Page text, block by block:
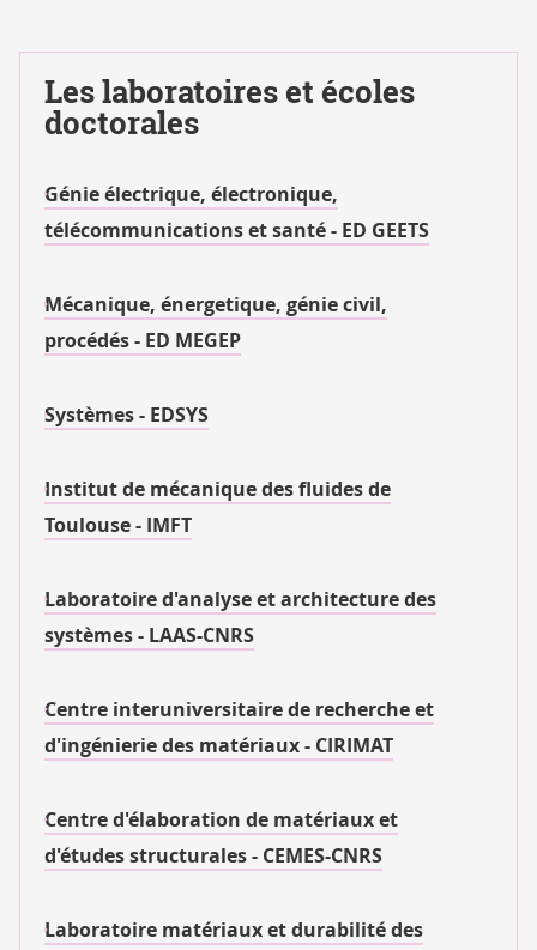
Les laboratoires et écoles
doctorales
Génie électrique, électronique,
télécommunications et santé - ED GEETS
Mécanique, énergetique, génie civil,
procédés - ED MEGEP
Systèmes - EDSYS
Institut de mécanique des fluides de
Toulouse - IMFT
Laboratoire d'analyse et architecture des
systèmes - LAAS-CNRS
Centre interuniversitaire de recherche et
d'ingénierie des matériaux - CIRIMAT
Centre d'élaboration de matériaux et
d'études structurales - CEMES-CNRS
Laboratoire matériaux et durabilité des